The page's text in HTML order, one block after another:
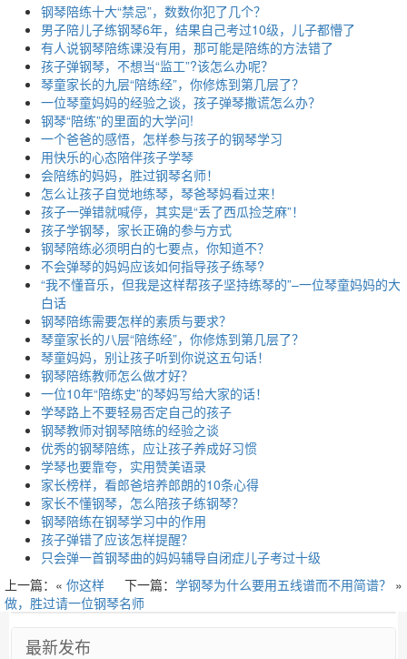
钢琴陪练十大“禁忌”，数数你犯了几个？
男子陪儿子练钢琴6年，结果自己考过10级，儿子都懵了
有人说钢琴陪练课没有用，那可能是陪练的方法错了
孩子弹钢琴，不想当“监工”?该怎么办呢？
琴童家长的九层“陪练经”，你修炼到第几层了？
一位琴童妈妈的经验之谈，孩子弹琴撒谎怎么办？
钢琴“陪练”的里面的大学问!
一个爸爸的感悟，怎样参与孩子的钢琴学习
用快乐的心态陪伴孩子学琴
会陪练的妈妈，胜过钢琴名师！
怎么让孩子自觉地练琴，琴爸琴妈看过来！
孩子一弹错就喊停，其实是“丢了西瓜捡芝麻”！
孩子学钢琴，家长正确的参与方式
钢琴陪练必须明白的七要点，你知道不？
不会弹琴的妈妈应该如何指导孩子练琴?
“我不懂音乐，但我是这样帮孩子坚持练琴的”–一位琴童妈妈的大
白话
钢琴陪练需要怎样的素质与要求？
琴童家长的八层“陪练经”，你修炼到第几层了？
琴童妈妈，别让孩子听到你说这五句话！
钢琴陪练教师怎么做才好？
一位10年“陪练史”的琴妈写给大家的话！
学琴路上不要轻易否定自己的孩子
钢琴教师对钢琴陪练的经验之谈
优秀的钢琴陪练，应让孩子养成好习惯
学琴也要靠夸，实用赞美语录
家长榜样，看郎爸培养郎朗的10条心得
家长不懂钢琴，怎么陪孩子练钢琴？
钢琴陪练在钢琴学习中的作用
孩子弹错了应该怎样提醒？
只会弹一首钢琴曲的妈妈辅导自闭症儿子考过十级
下一篇： 学钢琴为什么要用五线谱而不用简谱？ »
上一篇：« 你这样
做，胜过请一位钢琴名师
最新发布